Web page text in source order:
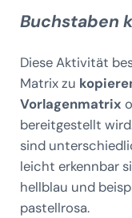
Buchstaben
Diese Aktivität
Matrix zu
Vorlagenmatrix
bereitgestellt
sind
leicht erkennbar
hellblau und
pastellrosa.